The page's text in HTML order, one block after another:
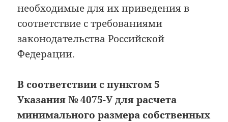
необходимые для их приведения в
соответствие с требованиями
законодательства Российской
Федерации.
В соответствии с пунктом 5
Указания № 4075-У для расчета
минимального размера собственных